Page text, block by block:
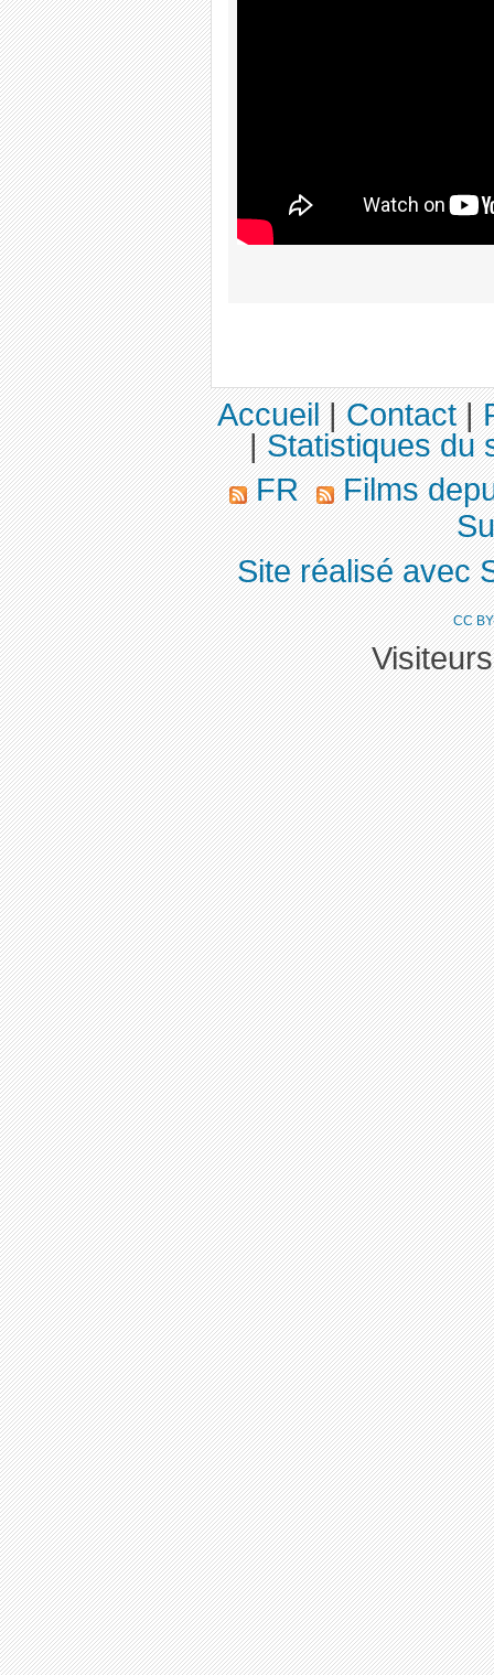
Accueil|Contact|
|Statistiques du
FR
Films
Site réalisé avec
CC